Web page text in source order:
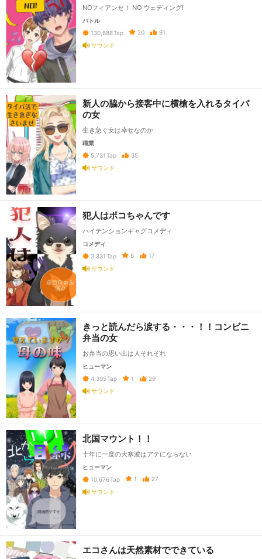
NOフィアンセ！ NO ウェディング!
バトル
130,688Tap 20
91
サウンド
新人の脇から接客中に横槍を入れるタイパ
の女
生き急ぐ女は幸せなのか
職業
5,731 Tap
35
サウンド
犯人はポコちゃんです
ハイテンションギャグコメディ
コメディ
3,331 Tap 6
17
サウンド
きっと読んだら涙する・・・！！コンビニ
弁当の女
お弁当の思い出は人それぞれ
ヒューマン
4,395Tap 1
29
サウンド
北国マウント！！
十年に一度の大寒波はアテにならない
ヒューマン
10,676Tap 1
27
サウンド
エコさんは天然素材でできている